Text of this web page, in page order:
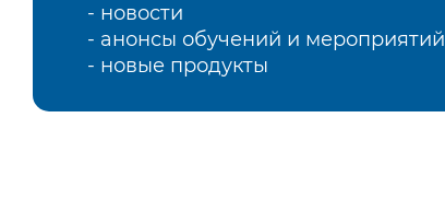
- новости
- анонсы обучений и мероприятий
- новые продукты